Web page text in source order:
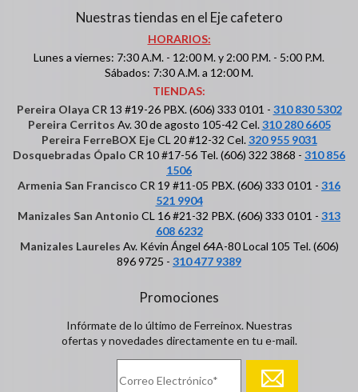
Nuestras tiendas en el Eje cafetero
HORARIOS:
Lunes a viernes: 7:30 A.M. - 12:00 M. y 2:00 P.M. - 5:00 P.M.
Sábados: 7:30 A.M. a 12:00 M.
TIENDAS:
Pereira Olaya CR 13 #19-26 PBX. (606) 333 0101 - 310 830 5302
Pereira Cerritos Av. 30 de agosto 105-42 Cel.310 280 6605
Pereira FerreBOX EjeCL 20 #12-32 Cel.320 955 9031
Dosquebradas Ópalo CR 10 #17-56 Tel. (606) 322 3868 - 310 856
1506
Armenia San Francisco CR 19 #11-05 PBX. (606) 333 0101 - 316
521 9904
Manizales San Antonio CL 16 #21-32 PBX. (606) 333 0101 - 313
608 6232
Manizales Laureles Av. Kévin Ángel 64A-80 Local 105 Tel. (606)
896 9725 - 310 477 9389
Promociones
Infórmate de lo último de Ferreinox. Nuestras
ofertas y novedades directamente en tu e-mail.